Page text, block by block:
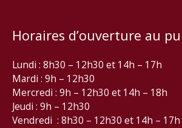
Horaires d’ouverture au
Lundi : 8h30 – 12h30 et 14h – 17h
Mardi : 9h – 12h30
Mercredi : 9h – 12h30 et 14h – 18h
Jeudi : 9h – 12h30
Vendredi : 8h30 – 12h30 et 14h – 17h